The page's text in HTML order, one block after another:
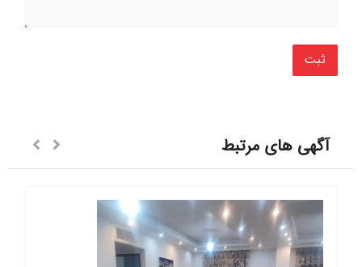
آگهی های مرتبط